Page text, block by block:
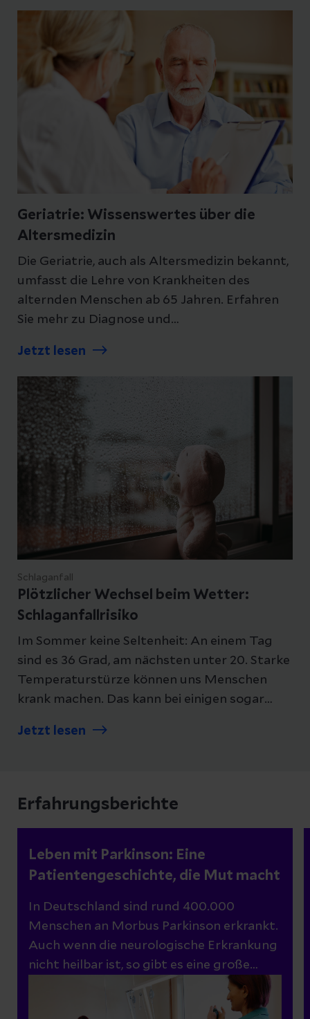
Deutschland laut Berechnungen der
Deutschen Alzheimer Gesellschaft bis 2050
auf rund drei Millionen erhöhen.
Geriatrie: Wissenswertes über die
Altersmedizin
Die Geriatrie, auch als Altersmedizin bekannt,
umfasst die Lehre von Krankheiten des
alternden Menschen ab 65 Jahren. Erfahren
Sie mehr zu Diagnose und
Jetzt lesen
Schlaganfall
Plötzlicher Wechsel beim Wetter:
Schlaganfallrisiko
Im Sommer keine Seltenheit: An einem Tag
sind es 36 Grad, am nächsten unter 20. Starke
Temperaturstürze können uns Menschen
krank machen. Das kann bei einigen sogar
steckt, lesen Sie hier.
Jetzt lesen
Erfahrungsberichte
Leben mit Parkinson: Eine
Patientengeschichte, die Mut macht
In Deutschland sind rund 400.000
Menschen an Morbus Parkinson erkrankt.
Auch wenn die neurologische Erkrankung
nicht heilbar ist, so gibt es eine große
Bandbreite an Behandlungsmöglichkeiten.
Wie Symptome gelindert werden können